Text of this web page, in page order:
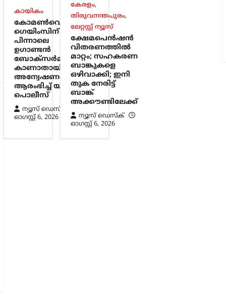
കായികം
കോമൺവെൽത്ത്
ഗെയിംസിന്
പിന്നാലെ
ഉഗാണ്ടൻ
ബോക്സർമാരെ
കാണാതായി;
അന്വേഷണം
ആരംഭിച്ച് യുകെ
പൊലീസ്
ന്യൂസ് ഡെസ്ക്
ഓഗസ്റ്റ്‌ 6, 2026
കേരളം,
തിരുവനന്തപുരം,
ലേറ്റസ്റ്റ് ന്യൂസ്
ക്ഷേമപെൻഷൻ
വിതരണത്തിൽ
മാറ്റം; സഹകരണ
ബാങ്കുകളെ
ഒഴിവാക്കി; ഇനി
തുക നേരിട്ട്
ബാങ്ക്
അക്കൗണ്ടിലേക്ക്
ന്യൂസ് ഡെസ്ക്
ഓഗസ്റ്റ്‌ 6, 2026